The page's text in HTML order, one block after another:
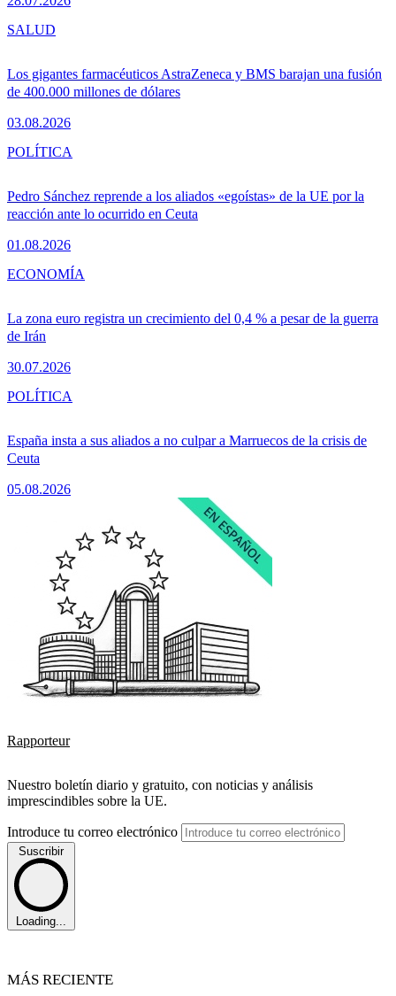
Los gigantes farmacéuticos AstraZeneca y BMS barajan una fusión
de 400.000 millones de dólares
03.08.2026
SALUD
Pedro Sánchez reprende a los aliados «egoístas» de la UE por la
reacción ante lo ocurrido en Ceuta
01.08.2026
POLÍTICA
La zona euro registra un crecimiento del 0,4 % a pesar de la guerra
de Irán
30.07.2026
ECONOMÍA
España insta a sus aliados a no culpar a Marruecos de la crisis de
Ceuta
05.08.2026
POLÍTICA
Rapporteur
Nuestro boletín diario y gratuito, con noticias y análisis
imprescindibles sobre la UE.
Introduce tu correo electrónico
Suscribir
Loading...
MÁS RECIENTE